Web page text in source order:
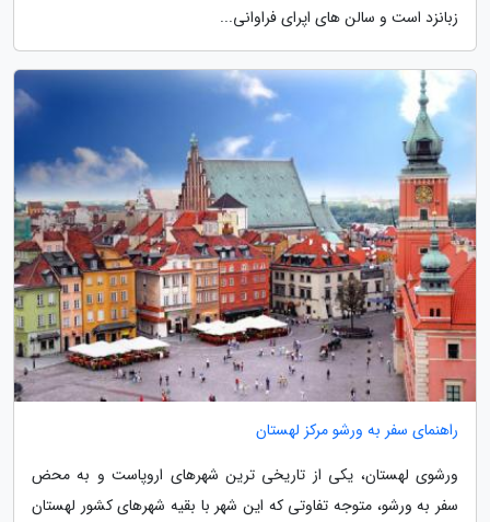
زبانزد است و سالن های اپرای فراوانی...
راهنمای سفر به ورشو مرکز لهستان
ورشوی لهستان، یکی از تاریخی ترین شهرهای اروپاست و به محض
سفر به ورشو، متوجه تفاوتی که این شهر با بقیه شهرهای کشور لهستان